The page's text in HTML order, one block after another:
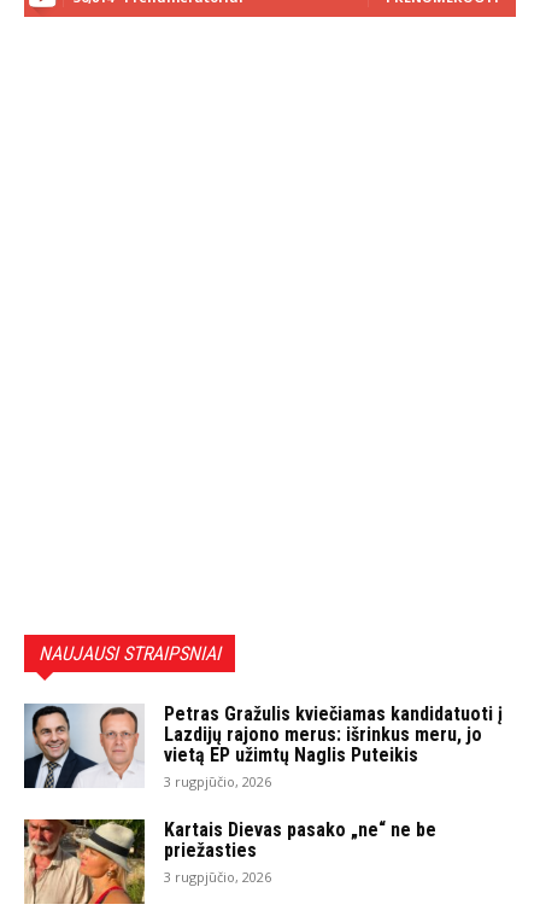
NAUJAUSI STRAIPSNIAI
Petras Gražulis kviečiamas kandidatuoti į
Lazdijų rajono merus: išrinkus meru, jo
vietą EP užimtų Naglis Puteikis
3 rugpjūčio, 2026
Kartais Dievas pasako „ne“ ne be
priežasties
3 rugpjūčio, 2026